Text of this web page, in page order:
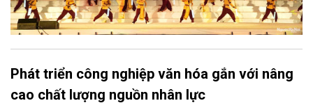
Phát triển công nghiệp văn hóa gắn với nâng
cao chất lượng nguồn nhân lực